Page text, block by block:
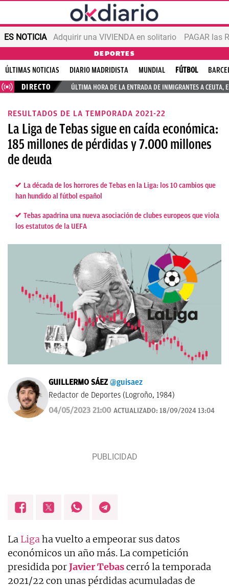
ES NOTICIA Adquirir una VIVIENDA en solitario PAGAR las
DEPORTES
ÚLTIMAS NOTICIAS DIARIO MADRIDISTA MUNDIAL FÚTBOL
DIRECTO
ÚLTIMA HORA DE LA ENTRADA DE INMIGRANTES A CEUTA,
RESULTADOS DE LA TEMPORADA 2021-22
La Liga de Tebas sigue en caída económica:
185 millones de pérdidas y 7.000 millones
de deuda
La década de los horrores de Tebas en la Liga: los 10 cambios que
han hundido al fútbol español
Tebas apadrina una nueva asociación de clubes europeos que viola
los estatutos de la UEFA
GUILLERMO SÁEZ @guisaez
Redactor de Deportes (Logroño, 1984)
04/05/2023 21:00 ACTUALIZADO: 18/09/2024 13:04
La Ligaha vuelto a empeorar sus datos
económicos un año más. La competición
presidida porJavier Tebascerró la temporada
2021/22 con unas pérdidas acumuladas de